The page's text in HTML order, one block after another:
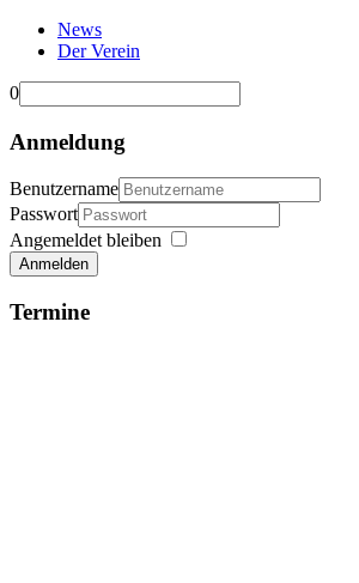
News
Der Verein
0
Anmeldung
Benutzername
Passwort
Angemeldet bleiben
Anmelden
Termine